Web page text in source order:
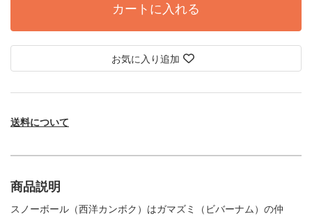
カートに入れる
お気に入り追加
送料について
商品説明
スノーボール（西洋カンボク）はガマズミ（ビバーナム）の仲